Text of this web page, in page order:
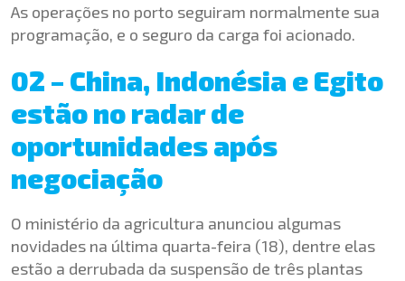
As operações no porto seguiram normalmente sua
programação, e o seguro da carga foi acionado.
02 – China, Indonésia e Egito
estão no radar de
oportunidades após
negociação
O ministério da agricultura anunciou algumas
novidades na última quarta-feira (18), dentre elas
estão a derrubada da suspensão de três plantas